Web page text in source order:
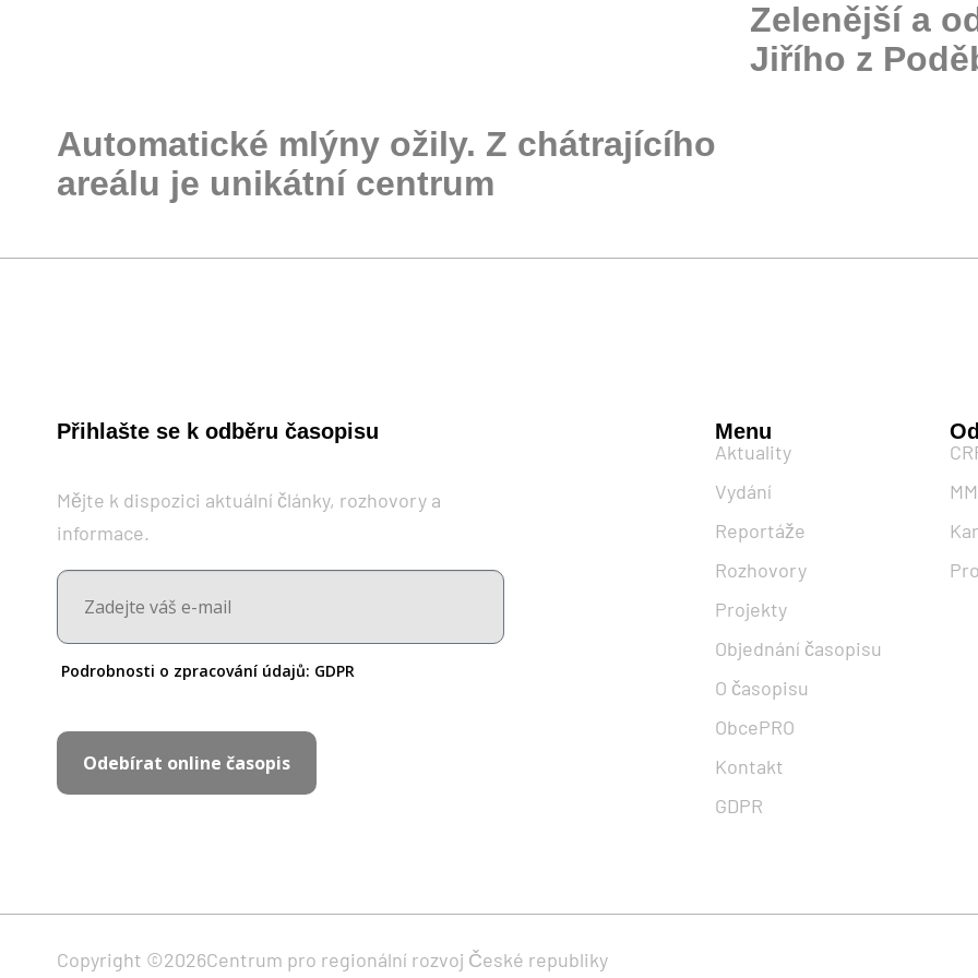
Automatické mlýny ožily. Z chátrajícího
areálu je unikátní centrum
Zelenější a
Jiřího z
Přihlašte se k odběru časopisu
Mějte k dispozici aktuální články, rozhovory a
informace.
Podrobnosti o zpracování údajů: GDPR
Odebírat online časopis
Menu
Aktuality
Vydání
Reportáže
Rozhovory
Projekty
Objednání časopisu
O časopisu
ObcePRO
Kontakt
GDPR
Copyright ©2026Centrum pro regionální rozvoj České republiky